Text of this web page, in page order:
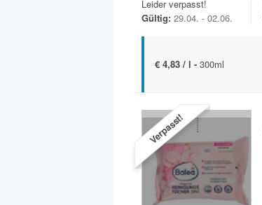
Leider verpasst!
Gültig: 29.04. - 02.06.
€ 4,83 / l - 300ml
Verpasst!